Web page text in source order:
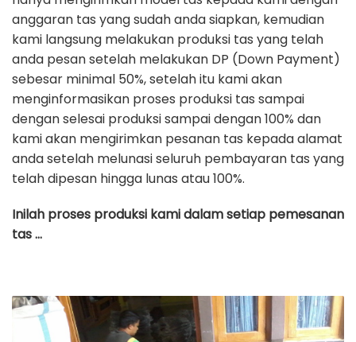
anggaran tas yang sudah anda siapkan, kemudian
kami langsung melakukan produksi tas yang telah
anda pesan setelah melakukan DP (Down Payment)
sebesar minimal 50%, setelah itu kami akan
menginformasikan proses produksi tas sampai
dengan selesai produksi sampai dengan 100% dan
kami akan mengirimkan pesanan tas kepada alamat
anda setelah melunasi seluruh pembayaran tas yang
telah dipesan hingga lunas atau 100%.
Inilah proses produksi kami dalam setiap pemesanan
tas …